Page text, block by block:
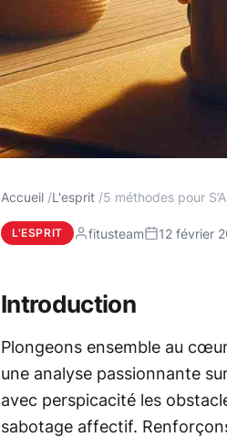
Accueil L'esprit 5 méthodes pour
L'ESPRIT fitusteam 12 février
Introduction
Plongeons ensemble au
une analyse passionnante
avec perspicacité les
sabotage affectif.